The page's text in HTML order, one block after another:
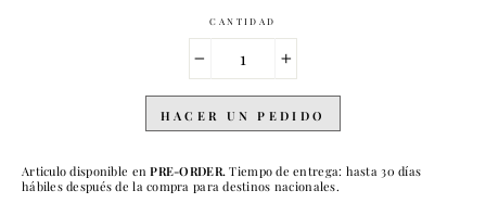
CANTIDAD
HACER UN PEDIDO
Articulo disponible en PRE-ORDER. Tiempo de entrega: hasta 30 días
hábiles después de la compra para destinos nacionales.